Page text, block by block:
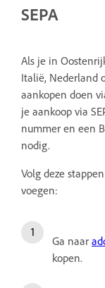
SEPA
Als je in
Italië, Nederland
aankopen doen
je aankoop via
nummer en een
nodig.
Volg deze
voegen:
Ga naar
kopen.